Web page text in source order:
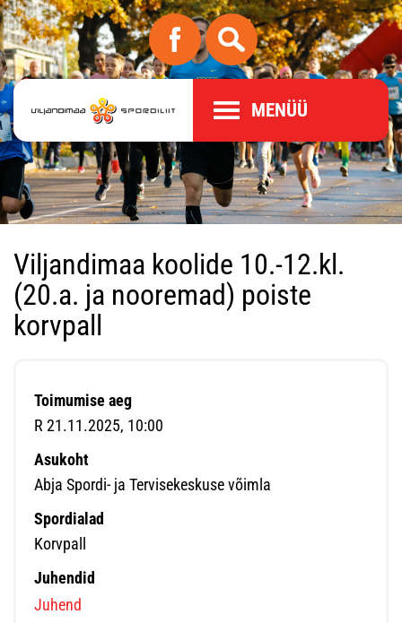
MENÜÜ
Viljandimaa koolide 10.-12.kl.
(20.a. ja nooremad) poiste
korvpall
Toimumise aeg
R 21.11.2025, 10:00
Asukoht
Abja Spordi- ja Tervisekeskuse võimla
Spordialad
Korvpall
Juhendid
Juhend